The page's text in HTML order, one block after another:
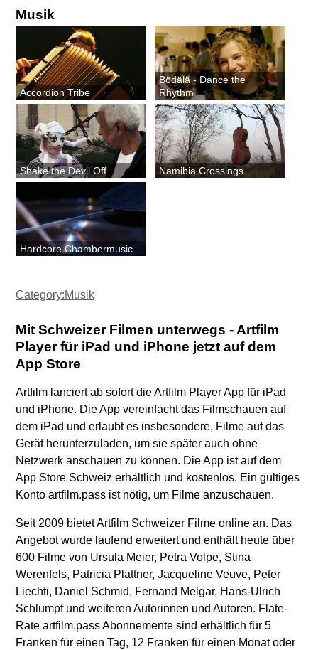
Musik
Accordion Tribe
Bödälä - Dance the
Rhythm
Shake the Devil Off Namibia Crossings
Hardcore Chambermusic
Category:Musik
Mit Schweizer Filmen unterwegs - Artfilm
Player für iPad und iPhone jetzt auf dem
App Store
Artfilm lanciert ab sofort die Artfilm Player App für iPad
und iPhone. Die App vereinfacht das Filmschauen auf
dem iPad und erlaubt es insbesondere, Filme auf das
Gerät herunterzuladen, um sie später auch ohne
Netzwerk anschauen zu können. Die App ist auf dem
App Store Schweiz erhältlich und kostenlos. Ein gültiges
Konto artfilm.pass ist nötig, um Filme anzuschauen.
Seit 2009 bietet Artfilm Schweizer Filme online an. Das
Angebot wurde laufend erweitert und enthält heute über
600 Filme von Ursula Meier, Petra Volpe, Stina
Werenfels, Patricia Plattner, Jacqueline Veuve, Peter
Liechti, Daniel Schmid, Fernand Melgar, Hans-Ulrich
Schlumpf und weiteren Autorinnen und Autoren. Flate-
Rate artfilm.pass Abonnemente sind erhältlich für 5
Franken für einen Tag, 12 Franken für einen Monat oder